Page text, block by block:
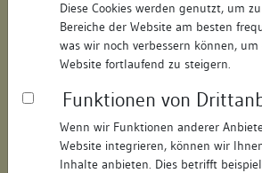
Diese Cookies werden genutzt, um
Bereiche der Website am besten
was wir noch verbessern können,
Website fortlaufend zu steigern.
Funktionen von
Wenn wir Funktionen anderer
Website integrieren, können wir
Inhalte anbieten. Dies betrifft
Straße: Sankt-
Hausnummer: 31
Postleitzahl: 78462
Stadt-Teilort: Konstanz